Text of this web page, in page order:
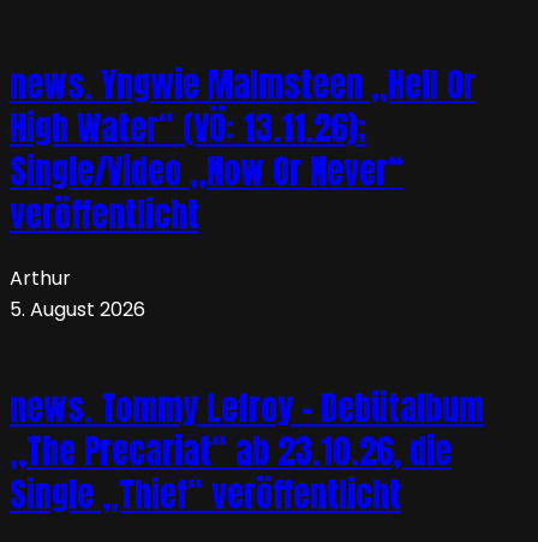
news. Yngwie Malmsteen „Hell Or
High Water“ (VÖ: 13.11.26);
Single/Video „Now Or Never“
veröffentlicht
Arthur
5. August 2026
news. Tommy Lefroy – Debütalbum
„The Precariat“ ab 23.10.26, die
Single „Thief“ veröffentlicht